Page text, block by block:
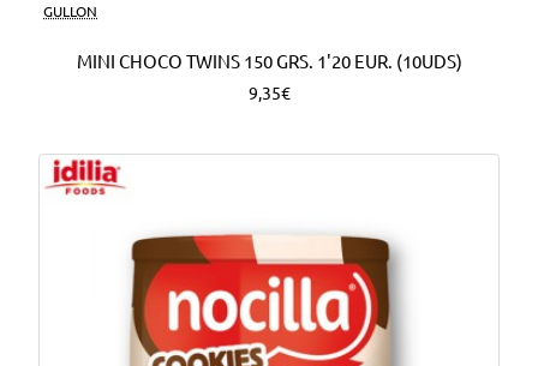
GULLON
MINI CHOCO TWINS 150 GRS. 1'20 EUR. (10UDS)
9,35€